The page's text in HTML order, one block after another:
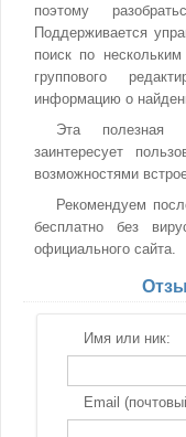
поэтому
Поддерживается
поиск по нескольким
группового
информацию о
Эта полезная
заинтересует
возможностями
Рекомендуем
бесплатно без
официального сайта.
Имя или ник:
Email